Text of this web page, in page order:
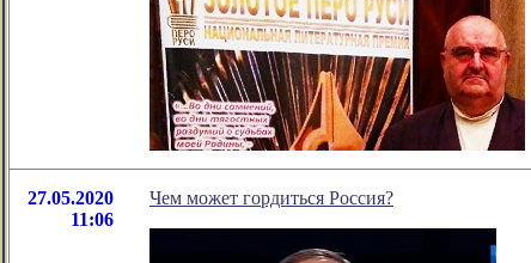
27.05.2020
11:06
Чем может гордиться Россия?